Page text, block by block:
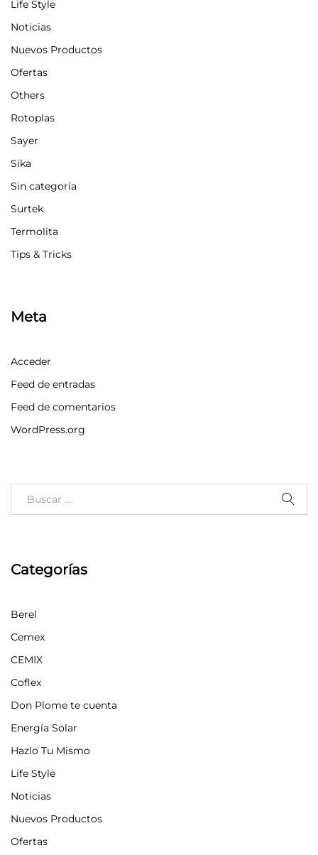
Life Style
Noticias
Nuevos Productos
Ofertas
Others
Rotoplas
Sayer
Sika
Sin categoría
Surtek
Termolita
Tips & Tricks
Meta
Acceder
Feed de entradas
Feed de comentarios
WordPress.org
Categorías
Berel
Cemex
CEMIX
Coflex
Don Plome te cuenta
Energía Solar
Hazlo Tu Mismo
Life Style
Noticias
Nuevos Productos
Ofertas